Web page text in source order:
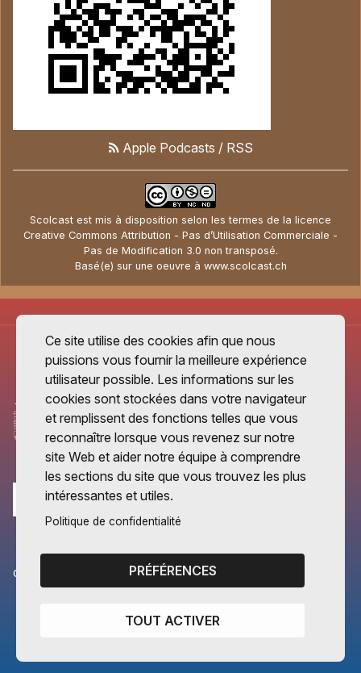
Apple Podcasts / RSS
Scolcast est mis à disposition selon les termes de la licence
Creative Commons Attribution - Pas d’Utilisation Commerciale -
Pas de Modification 3.0 non transposé.
Basé(e) sur une oeuvre à www.scolcast.ch
CANTONS PARTENAIRES
Vaud
Ce site utilise des cookies afin que nous
puissions vous fournir la meilleure expérience
utilisateur possible. Les informations sur les
cookies sont stockées dans votre navigateur
et remplissent des fonctions telles que vous
reconnaître lorsque vous revenez sur notre
site Web et aider notre équipe à comprendre
les sections du site que vous trouvez les plus
intéressantes et utiles.
Politique de confidentialité
PRÉFÉRENCES
TOUT ACTIVER